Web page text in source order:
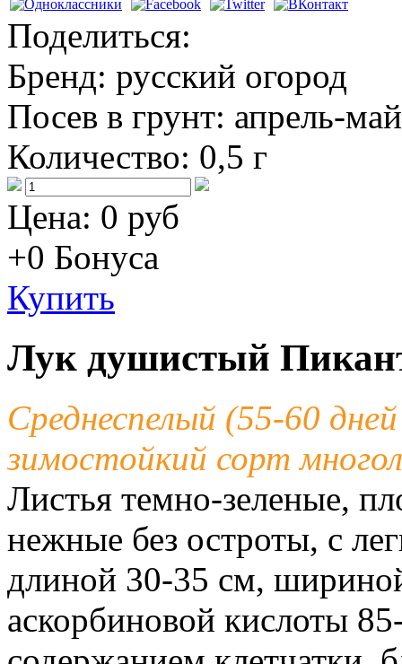
Поделиться:
Бренд: русский огород
Посев в грунт: апрель-май
Количество: 0,5 г
Цена: 0 руб
+0 Бонуса
Купить
Лук душистый
Среднеспелый (55-60
зимостойкий сорт
Листья темно-зеленые,
нежные без остроты, с
длиной 30-35 см,
аскорбиновой кислоты